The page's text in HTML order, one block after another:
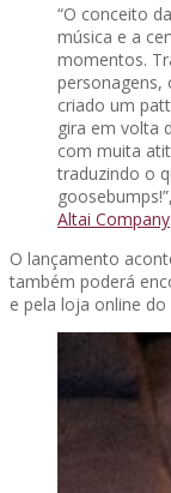
“O conceito
música e a
momentos.
personagens,
criado um
gira em volta
com muita
traduzindo o
Altai Company
O lançamento
também poderá
e pela loja online